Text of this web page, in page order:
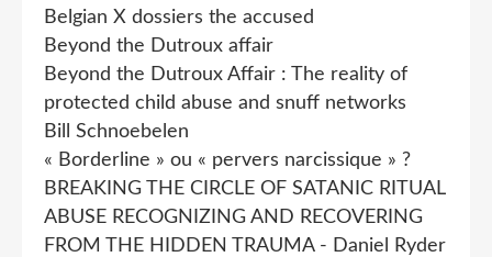
Belgian X dossiers the accused
Beyond the Dutroux affair
Beyond the Dutroux Affair : The reality of
protected child abuse and snuff networks
Bill Schnoebelen
« Borderline » ou « pervers narcissique » ?
BREAKING THE CIRCLE OF SATANIC RITUAL
ABUSE RECOGNIZING AND RECOVERING
FROM THE HIDDEN TRAUMA - Daniel Ryder